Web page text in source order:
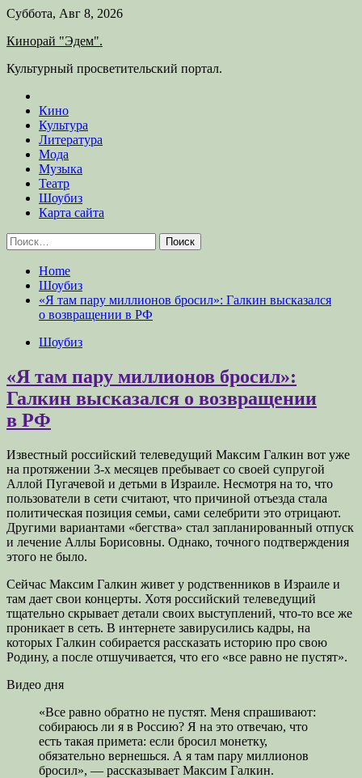
Skip
content
Суббота, Авг 8, 2026
Кинорай "Эдем".
Культурный просветительский портал.
Кино
Культура
Литература
Мода
Музыка
Театр
Шоубиз
Карта сайта
Найти:
Home
Шоубиз
«Я там пару миллионов бросил»: Галкин высказался
о возвращении в РФ
Шоубиз
«Я там пару миллионов бросил»:
Галкин высказался о возвращении
в РФ
Известный российский телеведущий Максим Галкин вот уже
на протяжении 3-х месяцев пребывает со своей супругой
Аллой Пугачевой и детьми в Израиле. Несмотря на то, что
пользователи в сети считают, что причиной отъезда стала
политическая позиция семьи, сами селебрити это отрицают.
Другими вариантами «бегства» стал запланированный отпуск
и лечение Аллы Борисовны. Однако, точного подтверждения
этого не было.
Сейчас Максим Галкин живет у родственников в Израиле и
там дает свои концерты. Хотя российский телеведущий
тщательно скрывает детали своих выступлений, что-то все же
проникает в сеть. В интернете завирусились кадры, на
которых Галкин собирается рассказать историю про свою
Родину, а после отшучивается, что его «все равно не пустят».
Видео дня
«Все равно обратно не пустят. Меня спрашивают:
собираюсь ли я в Россию? Я на это отвечаю, что
есть такая примета: если бросил монетку,
обязательно вернешься. А я там пару миллионов
бросил», — рассказывает Максим Галкин.